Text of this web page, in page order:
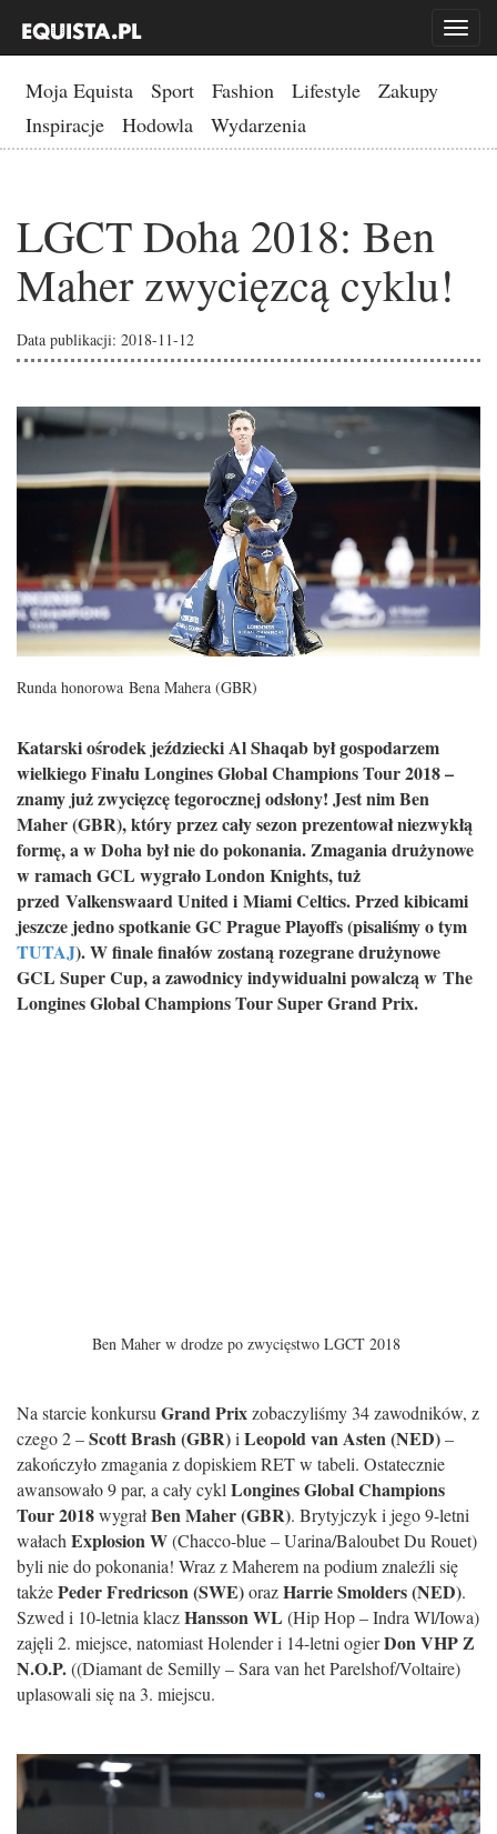
Toggle
Moja Equista Sport Fashion Lifestyle
Zakupy
Inspiracje
Hodowla Wydarzenia
LGCT Doha 2018: Ben
Maher zwycięzcą cyklu!
Data publikacji: 2018-11-12
Runda honorowa Bena Mahera (GBR)
Katarski ośrodek jeździecki Al Shaqab był gospodarzem
wielkiego Finału Longines Global Champions Tour 2018 –
znamy już zwycięzcę tegorocznej odsłony! Jest nim Ben
Maher (GBR), który przez cały sezon prezentował niezwykłą
formę, a w Doha był nie do pokonania. Zmagania drużynowe
w ramach GCL wygrało London Knights, tuż
przed Valkenswaard United i Miami Celtics. Przed kibicami
jeszcze jedno spotkanie GC Prague Playoffs (pisaliśmy o tym
TUTAJ). W finale finałów zostaną rozegrane drużynowe
GCL Super Cup, a zawodnicy indywidualni powalczą w The
Longines Global Champions Tour Super Grand Prix.
Ben Maher w drodze po zwycięstwo LGCT 2018
Na starcie konkursu Grand Prixzobaczyliśmy 34 zawodników, z
czego 2 –Scott Brash (GBR)i Leopold van Asten (NED)–
zakończyło zmagania z dopiskiem RET w tabeli. Ostatecznie
awansowało 9 par, a cały cykl Longines Global Champions
Tour 2018wygrałBen Maher (GBR). Brytyjczyk i jego 9-letni
wałach Explosion W(Chacco-blue – Uarina/Baloubet Du Rouet)
byli nie do pokonania! Wraz z Maherem na podium znaleźli się
takżePeder Fredricson (SWE)orazHarrie Smolders (NED).
Szwed i 10-letnia klaczHansson WL (Hip Hop – Indra Wl/Iowa)
zajęli 2. miejsce, natomiast Holender i 14-letni ogierDon VHP Z
N.O.P.((Diamant de Semilly – Sara van het Parelshof/Voltaire)
uplasowali się na 3. miejscu.